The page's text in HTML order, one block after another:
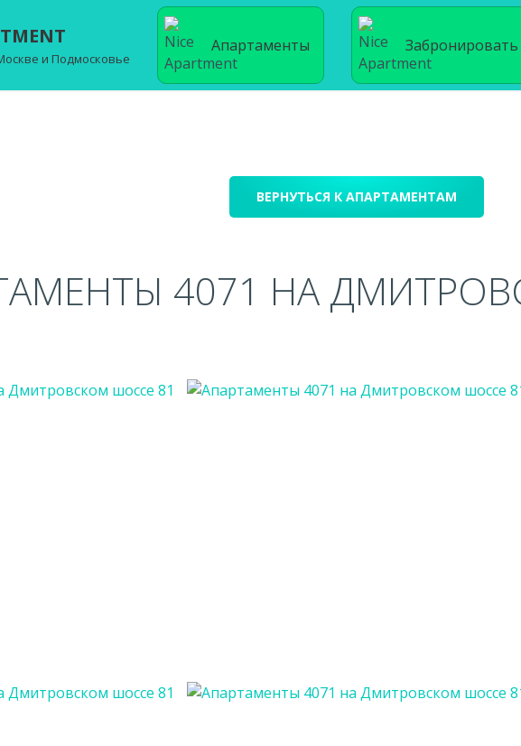
и Подмосковье
Апартаменты Забронировать
ВЕРНУТЬСЯ К АПАРТАМЕНТАМ
4071 НА